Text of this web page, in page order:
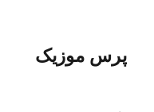
پرس موزیک